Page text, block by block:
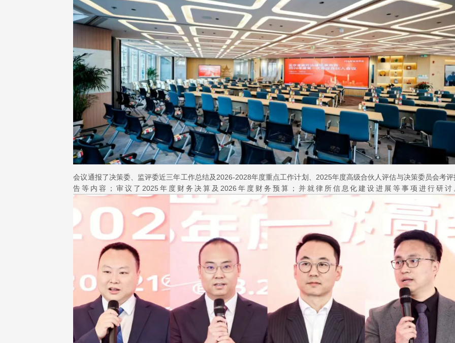
会议通报了决策委、监评委近三年工作总结及2026-2028年度重点工作计划、2025年度高级合伙人评估与决策委员会考评
告等内容；审议了2025年度财务决算及2026年度财务预算；并就律所信息化建设进展等事项进行研讨